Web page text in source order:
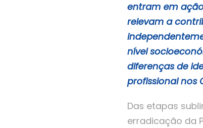
entram em
relevam a
nível
diferenças de
profissional nos
Das etapas
erradicação da